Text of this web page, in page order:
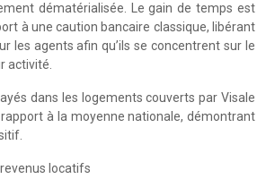
dématérialisée. Le gain de temps est
à une caution bancaire classique, libérant
les agents afin qu’ils se concentrent sur le
activité.
dans les logements couverts par Visale
à la moyenne nationale, démontrant
locatifs